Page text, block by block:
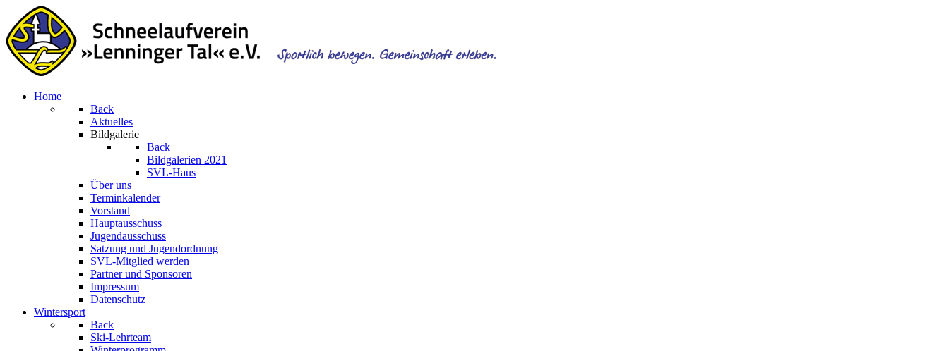
Home
Back
Aktuelles
Bildgalerie
Back
Bildgalerien 2021
SVL-Haus
Über uns
Terminkalender
Vorstand
Hauptausschuss
Jugendausschuss
Satzung und Jugendordnung
SVL-Mitglied werden
Partner und Sponsoren
Impressum
Datenschutz
Wintersport
Back
Ski-Lehrteam